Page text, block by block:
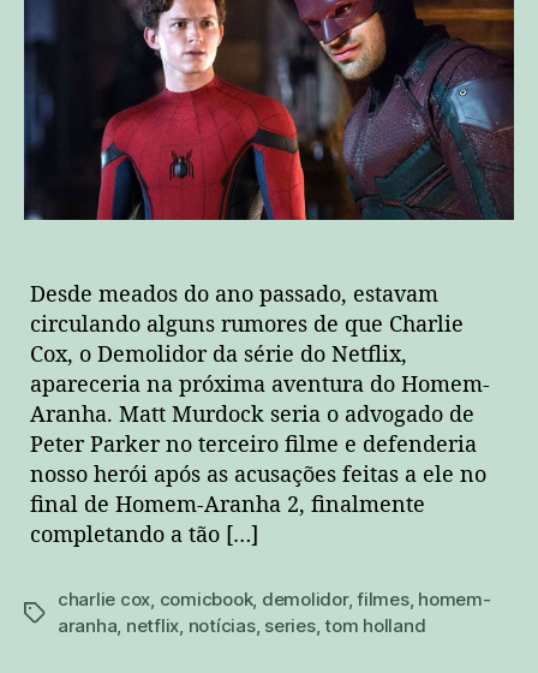
Desde meados do ano passado, estavam
circulando alguns rumores de que Charlie
Cox, o Demolidor da série do Netflix,
apareceria na próxima aventura do Homem-
Aranha. Matt Murdock seria o advogado de
Peter Parker no terceiro filme e defenderia
nosso herói após as acusações feitas a ele no
final de Homem-Aranha 2, finalmente
completando a tão […]
tags
charlie cox, comicbook, demolidor,filmes, homem-
aranha, netflix, notícias, series,tom holland